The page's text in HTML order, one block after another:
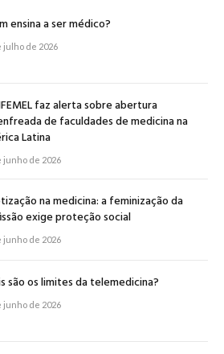
ensina a ser médico?
julho de 2026
faz alerta sobre abertura
de faculdades de medicina na
Latina
junho de 2026
na medicina: a feminização da
exige proteção social
junho de 2026
são os limites da telemedicina?
junho de 2026